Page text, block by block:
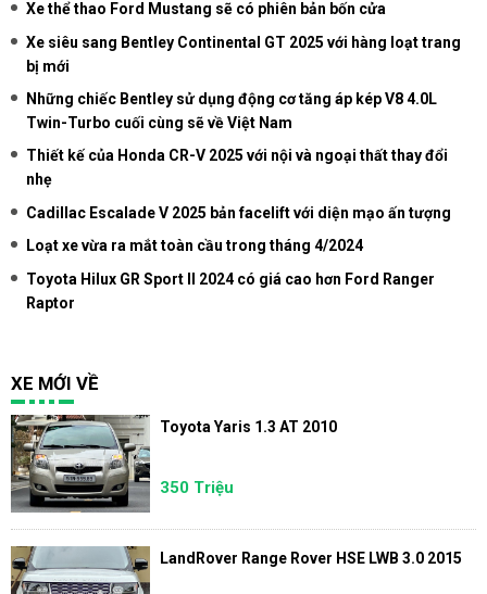
Xe thể thao Ford Mustang sẽ có phiên bản bốn cửa
Xe siêu sang Bentley Continental GT 2025 với hàng loạt trang
bị mới
Những chiếc Bentley sử dụng động cơ tăng áp kép V8 4.0L
Twin-Turbo cuối cùng sẽ về Việt Nam
Thiết kế của Honda CR-V 2025 với nội và ngoại thất thay đổi
nhẹ
Cadillac Escalade V 2025 bản facelift với diện mạo ấn tượng
Loạt xe vừa ra mắt toàn cầu trong tháng 4/2024
Toyota Hilux GR Sport II 2024 có giá cao hơn Ford Ranger
Raptor
XE MỚI VỀ
Toyota Yaris 1.3 AT 2010
350 Triệu
LandRover Range Rover HSE LWB 3.0 2015